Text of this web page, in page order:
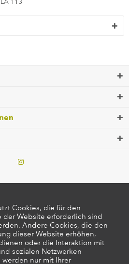
113
Cookies, die für den
der Website erforderlich sind
Andere Cookies, die den
dieser Website erhöhen,
oder die Interaktion mit
sozialen Netzwerken
nur mit Ihrer